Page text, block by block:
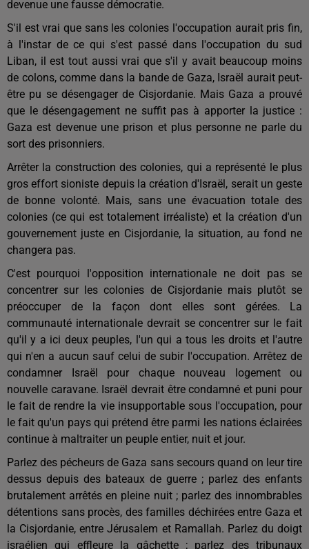
devenue une fausse démocratie.
S'il est vrai que sans les colonies l'occupation aurait pris fin,
à l'instar de ce qui s'est passé dans l'occupation du sud
Liban, il est tout aussi vrai que s'il y avait beaucoup moins
de colons, comme dans la bande de Gaza, Israël aurait peut-
être pu se désengager de Cisjordanie. Mais Gaza a prouvé
que le désengagement ne suffit pas à apporter la justice :
Gaza est devenue une prison et plus personne ne parle du
sort des prisonniers.
Arrêter la construction des colonies, qui a représenté le plus
gros effort sioniste depuis la création d'Israël, serait un geste
de bonne volonté. Mais, sans une évacuation totale des
colonies (ce qui est totalement irréaliste) et la création d'un
gouvernement juste en Cisjordanie, la situation, au fond ne
changera pas.
C'est pourquoi l'opposition internationale ne doit pas se
concentrer sur les colonies de Cisjordanie mais plutôt se
préoccuper de la façon dont elles sont gérées. La
communauté internationale devrait se concentrer sur le fait
qu'il y a ici deux peuples, l'un qui a tous les droits et l'autre
qui n'en a aucun sauf celui de subir l'occupation. Arrêtez de
condamner Israël pour chaque nouveau logement ou
nouvelle caravane. Israël devrait être condamné et puni pour
le fait de rendre la vie insupportable sous l'occupation, pour
le fait qu'un pays qui prétend être parmi les nations éclairées
continue à maltraiter un peuple entier, nuit et jour.
Parlez des pécheurs de Gaza sans secours quand on leur tire
dessus depuis des bateaux de guerre ; parlez des enfants
brutalement arrêtés en pleine nuit ; parlez des innombrables
détentions sans procès, des familles déchirées entre Gaza et
la Cisjordanie, entre Jérusalem et Ramallah. Parlez du doigt
israélien qui effleure la gâchette ; parlez des tribunaux